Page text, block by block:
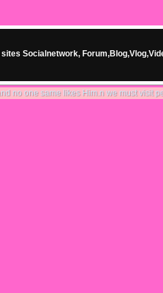
Socialnetwork,
likes Him.n we must visit people